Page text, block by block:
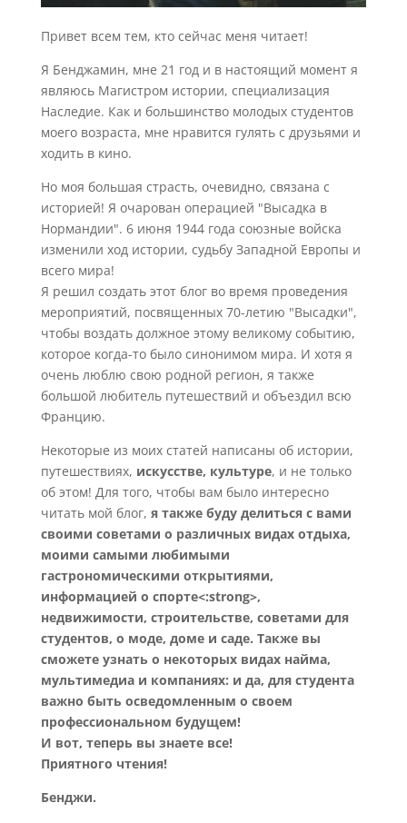
Привет всем тем, кто сейчас меня читает!
Я Бенджамин, мне 21 год и в настоящий момент я
являюсь Магистром истории, специализация
Наследие. Как и большинство молодых студентов
моего возраста, мне нравится гулять с друзьями и
ходить в кино.
Но моя большая страсть, очевидно, связана с
историей! Я очарован операцией "Высадка в
Нормандии". 6 июня 1944 года союзные войска
изменили ход истории, судьбу Западной Европы и
всего мира!
Я решил создать этот блог во время проведения
мероприятий, посвященных 70-летию "Высадки",
чтобы воздать должное этому великому событию,
которое когда-то было синонимом мира. И хотя я
очень люблю свою родной регион, я также
большой любитель путешествий и объездил всю
Францию.
Некоторые из моих статей написаны об истории,
путешествиях, искусстве, культуре, и не только
об этом! Для того, чтобы вам было интересно
читать мой блог, я также буду делиться с вами
своими советами о различных видах отдыха,
моими самыми любимыми
гастрономическими открытиями,
информацией о спорте<:strong>,
недвижимости, строительстве, советами для
студентов, о моде, доме и саде. Также вы
сможете узнать о некоторых видах найма,
мультимедиа и компаниях: и да, для студента
важно быть осведомленным о своем
профессиональном будущем!
И вот, теперь вы знаете все!
Приятного чтения!
Бенджи.